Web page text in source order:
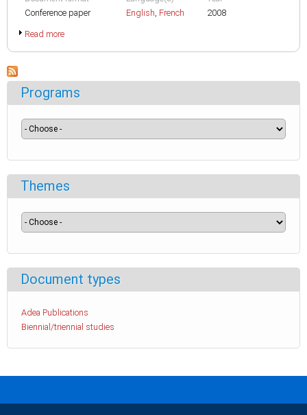
Conference paper
English, French
2008
Read more
Programs
Themes
Document types
Adea Publications
Biennial/triennial studies